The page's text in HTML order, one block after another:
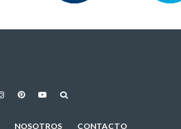
NOSOTROS CONTACTO